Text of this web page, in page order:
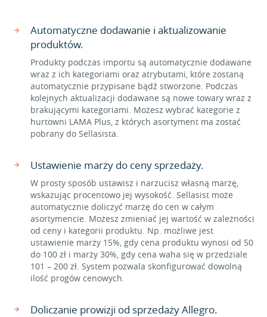
Automatyczne dodawanie i aktualizowanie
produktów.
Produkty podczas importu są automatycznie dodawane
wraz z ich kategoriami oraz atrybutami, które zostaną
automatycznie przypisane bądź stworzone. Podczas
kolejnych aktualizacji dodawane są nowe towary wraz z
brakującymi kategoriami. Możesz wybrać kategorie z
hurtowni LAMA Plus, z których asortyment ma zostać
pobrany do Sellasista.
Ustawienie marży do ceny sprzedaży.
W prosty sposób ustawisz i narzucisz własną marżę,
wskazując procentowo jej wysokość. Sellasist może
automatycznie doliczyć marżę do cen w całym
asortymencie. Możesz zmieniać jej wartość w zależności
od ceny i kategorii produktu. Np. możliwe jest
ustawienie marży 15%, gdy cena produktu wynosi od 50
do 100 zł i marży 30%, gdy cena waha się w przedziale
101 – 200 zł. System pozwala skonfigurować dowolną
ilość progów cenowych.
Doliczanie prowizji od sprzedaży Allegro.